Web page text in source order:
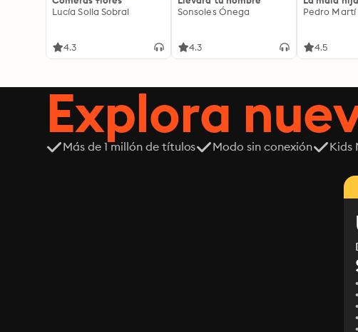
Lucía Solla Sobral
4.3
Sonsoles Ónega
4.3
Pedro Martí
4.5
Explora
Más de 1 millón de títulos Modo sin conexión Kids